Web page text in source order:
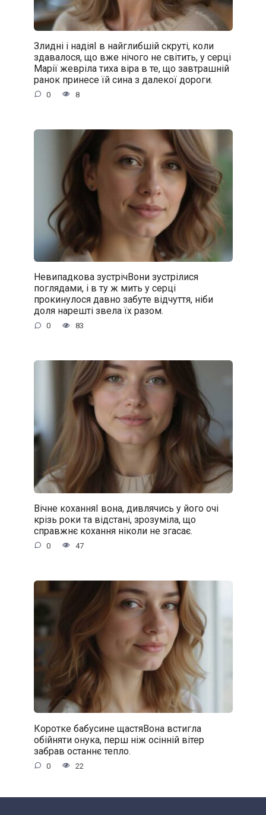
Злидні і надіяІ в найглибшій скруті, коли
здавалося, що вже нічого не світить, у серці
Марії жевріла тиха віра в те, що завтрашній
ранок принесе їй сина з далекої дороги.
0 8
Невипадкова зустрічВони зустрілися
поглядами, і в ту ж мить у серці
прокинулося давно забуте відчуття, ніби
доля нарешті звела їх разом.
0 83
Вічне коханняІ вона, дивлячись у його очі
крізь роки та відстані, зрозуміла, що
справжнє кохання ніколи не згасає.
0 47
Коротке бабусине щастяВона встигла
обійняти онука, перш ніж осінній вітер
забрав останнє тепло.
0 22